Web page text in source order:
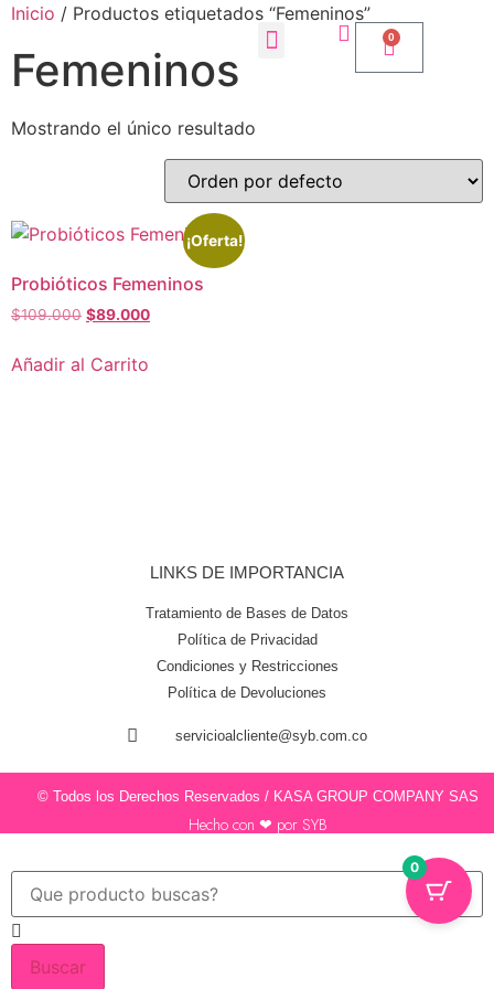
0
Inicio / Productos etiquetados “Femeninos”
Femeninos
Mostrando el único resultado
¡Oferta!
Probióticos Femeninos
$109.000 $89.000
Añadir al Carrito
LINKS DE IMPORTANCIA
Tratamiento de Bases de Datos
Política de Privacidad
Condiciones y Restricciones
Política de Devoluciones
servicioalcliente@syb.com.co
© Todos los Derechos Reservados / KASA GROUP COMPANY SAS
Hecho con ❤ por SYB
0
Buscar